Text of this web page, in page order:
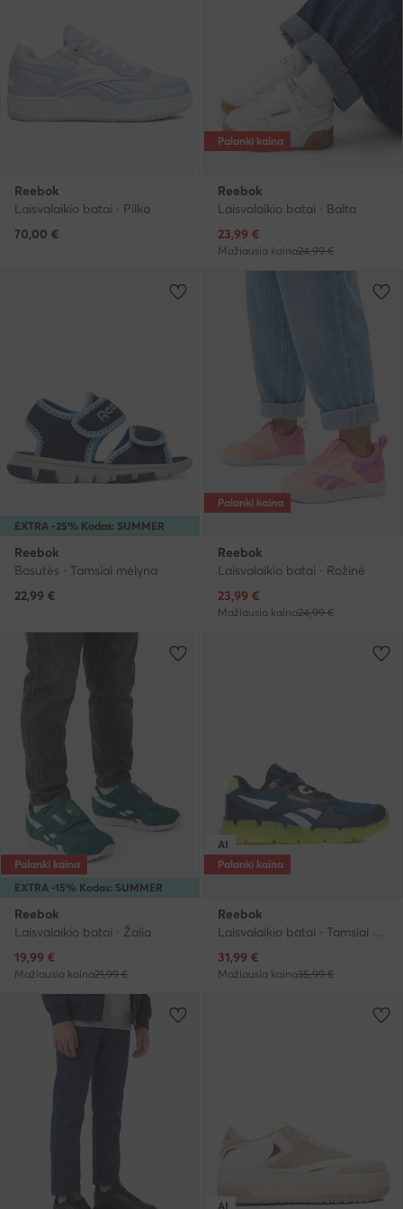
Reebok
Laisvalaikio batai · Pilka
70,00 €
Palanki kaina
Reebok
Laisvalaikio batai · Balta
Dabartinė kaina
23,99 €
Mažiausia kaina24,99 €
EXTRA -25% Kodas: SUMMER
Reebok
Basutės · Tamsiai mėlyna
22,99 €
Palanki kaina
Reebok
Laisvalaikio batai · Rožinė
Dabartinė kaina
23,99 €
Mažiausia kaina24,99 €
EXTRA -15% Kodas: SUMMER
Palanki kaina
Reebok
Laisvalaikio batai · Žalia
Dabartinė kaina
19,99 €
Mažiausia kaina21,99 €
AI
Palanki kaina
Reebok
Laisvalaikio batai · Tamsiai mėlyna
Dabartinė kaina
31,99 €
Mažiausia kaina35,99 €
AI